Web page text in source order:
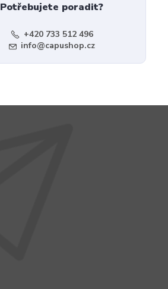
Potřebujete poradit?
+420 733 512 496
info@capushop.cz